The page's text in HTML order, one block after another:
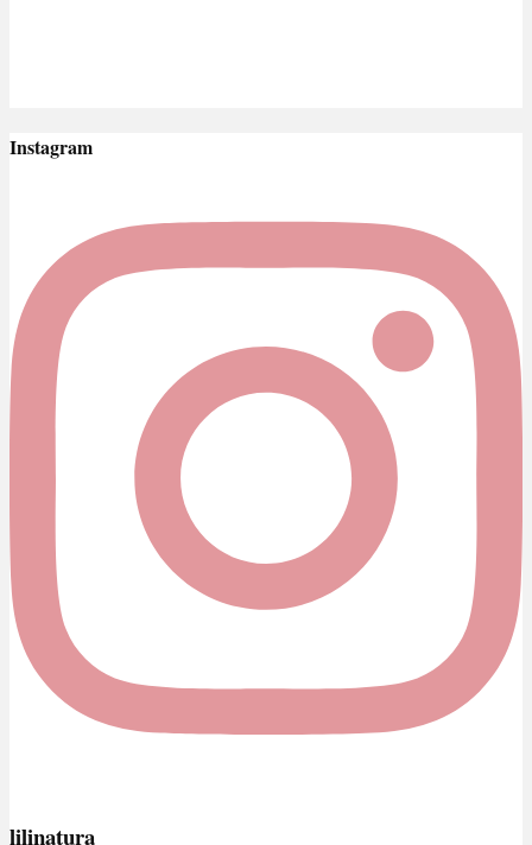
Instagram
lilinatura